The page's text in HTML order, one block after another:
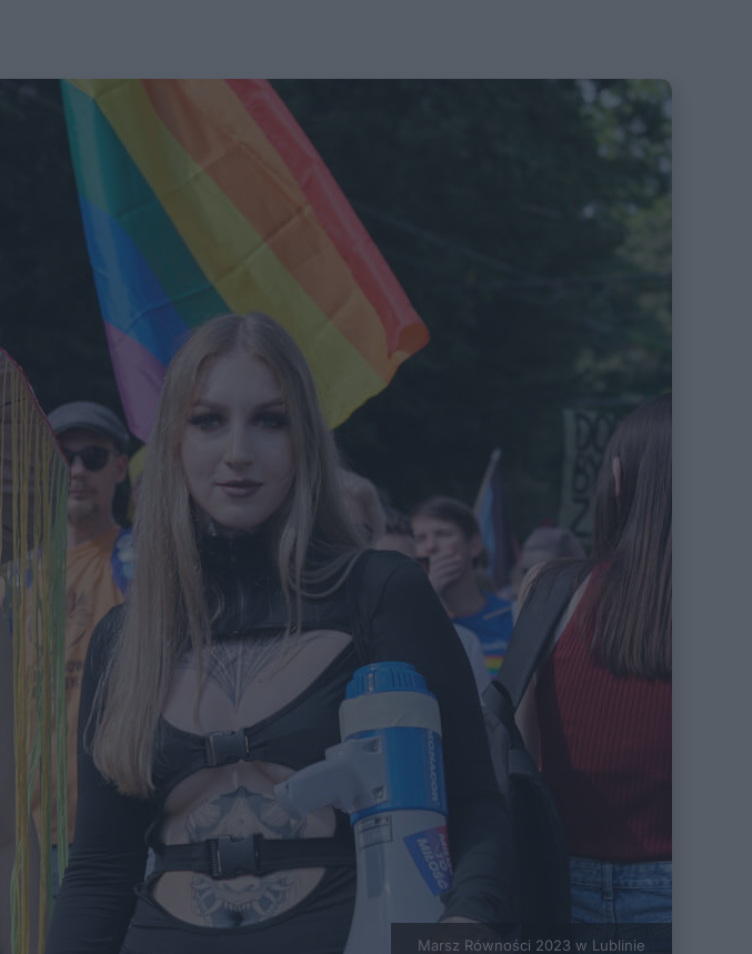
Marsz Równości 2023 w Lublinie